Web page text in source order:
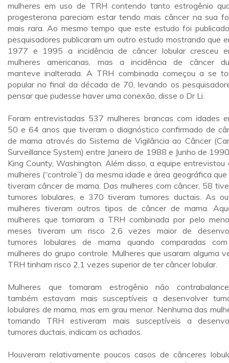
mulheres em uso de TRH contendo tanto estrogênio
progesterona pareciam estar tendo mais câncer na sua
mais rara. Ao mesmo tempo que este estudo foi
pesquisadores publicaram um outro estudo mostrando que
1977 e 1995 a incidência de câncer lobular cresceu
mulheres americanas, mas a incidência de câncer
manteve inalterada. A TRH combinada começou a se
popular no final da década de 70, levando os
pensar que pudesse haver uma conexão, disse o Dr Li.
Foram entrevistadas 537 mulheres brancas com idades
50 e 64 anos que tiveram o diagnóstico confirmado de
de mama através do Sistema de Vigilância ao Câncer
Surveillance System) entre Janeiro de 1988 e Junho de
King County, Washington. Além disso, a equipe entrevistou
mulheres (“controle”) da mesma idade e área geográfica
tiveram câncer de mama. Das mulheres com câncer, 58
tumores lobulares, e 370 tiveram tumores ductais. As
mulheres tiveram outros tipos de câncer de mama.
mulheres que tomaram a TRH combinada por pelo
meses tiveram um risco 2,6 vezes maior de
tumores lobulares de mama quando comparadas
mulheres do grupo controle. Mulheres que usaram alguma
TRH tinham risco 2,1 vezes superior de ter câncer lobular.
Mulheres que tomaram estrogênio não
também estavam mais susceptíveis a desenvolver
lobulares de mama, mas em grau menor. Nenhuma das
tomando TRH estiveram mais susceptíveis a
tumores ductais, indicam os achados.
Houveram relativamente poucos casos de cânceres